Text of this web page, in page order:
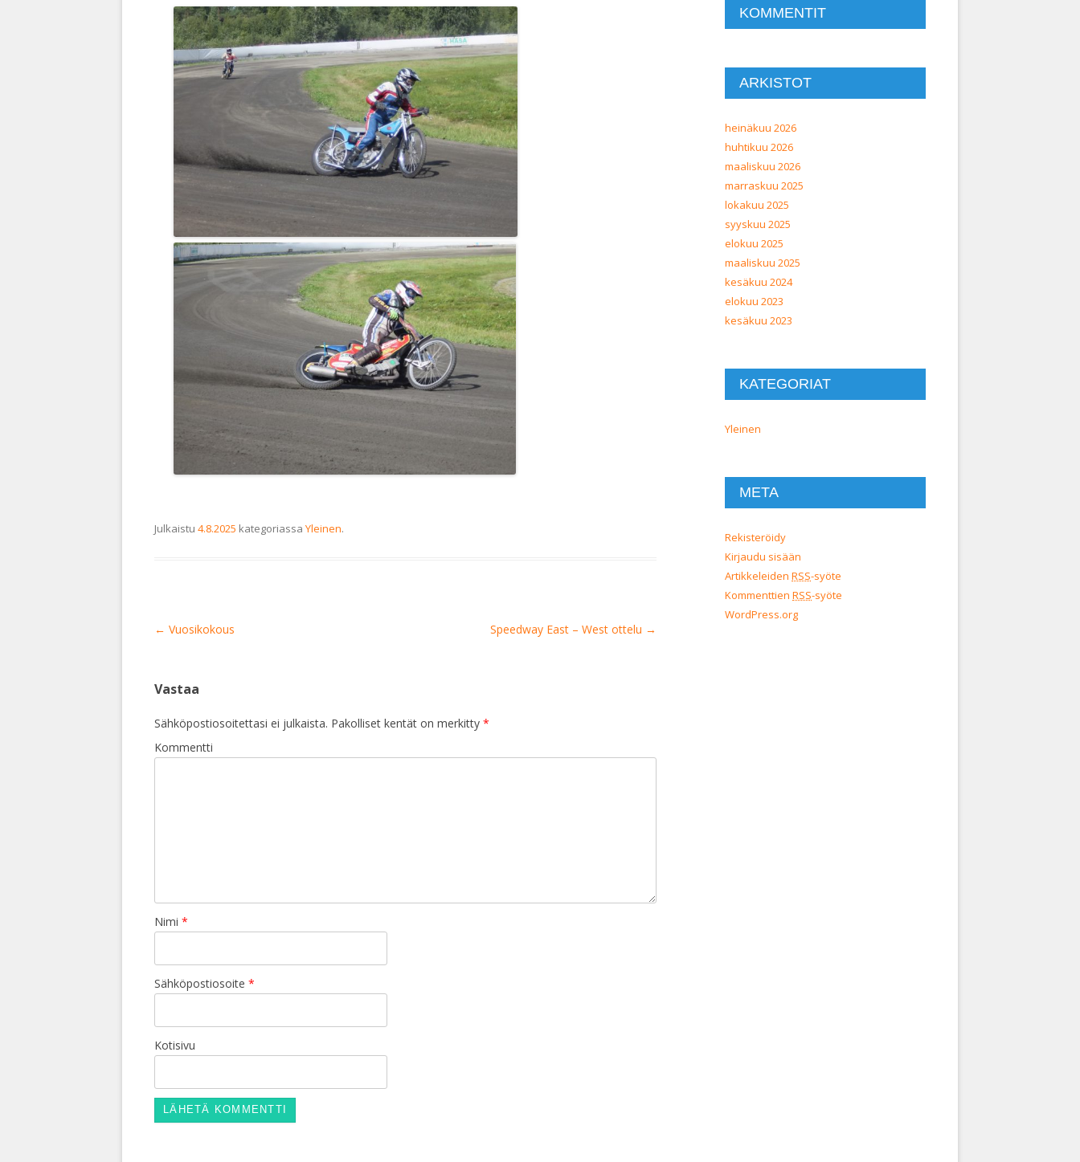
Julkaistu 4.8.2025 kategoriassa Yleinen.
Artikkelien
← Vuosikokous Speedway East – West ottelu →
Vastaa
Sähköpostiosoitettasi ei julkaista. Pakolliset kentät on merkitty *
Kommentti
Nimi *
Sähköpostiosoite *
Kotisivu
KOMMENTIT
ARKISTOT
heinäkuu 2026
huhtikuu 2026
maaliskuu 2026
marraskuu 2025
lokakuu 2025
syyskuu 2025
elokuu 2025
maaliskuu 2025
kesäkuu 2024
elokuu 2023
kesäkuu 2023
KATEGORIAT
Yleinen
META
Rekisteröidy
Kirjaudu sisään
Artikkeleiden RSS-syöte
Kommenttien RSS-syöte
WordPress.org